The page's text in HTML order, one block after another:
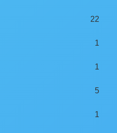
22
1
1
5
1